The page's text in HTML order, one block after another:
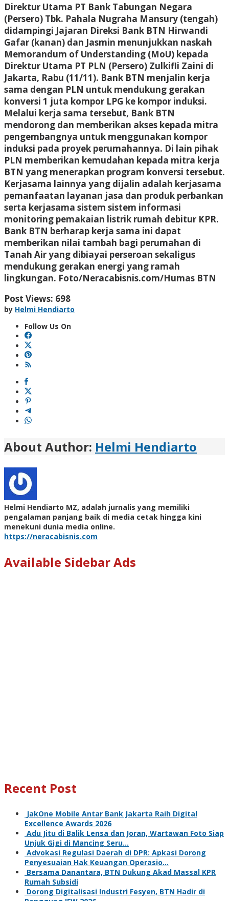
Direktur Utama PT Bank Tabungan Negara
(Persero) Tbk. Pahala Nugraha Mansury (tengah)
didampingi Jajaran Direksi Bank BTN Hirwandi
Gafar (kanan) dan Jasmin menunjukkan naskah
Memorandum of Understanding (MoU) kepada
Direktur Utama PT PLN (Persero) Zulkifli Zaini di
Jakarta, Rabu (11/11). Bank BTN menjalin kerja
sama dengan PLN untuk mendukung gerakan
konversi 1 juta kompor LPG ke kompor induksi.
Melalui kerja sama tersebut, Bank BTN
mendorong dan memberikan akses kepada mitra
pengembangnya untuk menggunakan kompor
induksi pada proyek perumahannya. Di lain pihak
PLN memberikan kemudahan kepada mitra kerja
BTN yang menerapkan program konversi tersebut.
Kerjasama lainnya yang dijalin adalah kerjasama
pemanfaatan layanan jasa dan produk perbankan
serta kerjasama sistem sistem informasi
monitoring pemakaian listrik rumah debitur KPR.
Bank BTN berharap kerja sama ini dapat
memberikan nilai tambah bagi perumahan di
Tanah Air yang dibiayai perseroan sekaligus
mendukung gerakan energi yang ramah
lingkungan. Foto/Neracabisnis.com/Humas BTN
Post Views: 698
by Helmi Hendiarto
Follow Us On
About Author: Helmi Hendiarto
Helmi Hendiarto MZ, adalah jurnalis yang memiliki
pengalaman panjang baik di media cetak hingga kini
menekuni dunia media online.
https://neracabisnis.com
Available Sidebar Ads
Recent Post
JakOne Mobile Antar Bank Jakarta Raih Digital
Excellence Awards 2026
Adu Jitu di Balik Lensa dan Joran, Wartawan Foto Siap
Unjuk Gigi di Mancing Seru…
Advokasi Regulasi Daerah di DPR: Apkasi Dorong
Penyesuaian Hak Keuangan Operasio…
Bersama Danantara, BTN Dukung Akad Massal KPR
Rumah Subsidi
Dorong Digitalisasi Industri Fesyen, BTN Hadir di